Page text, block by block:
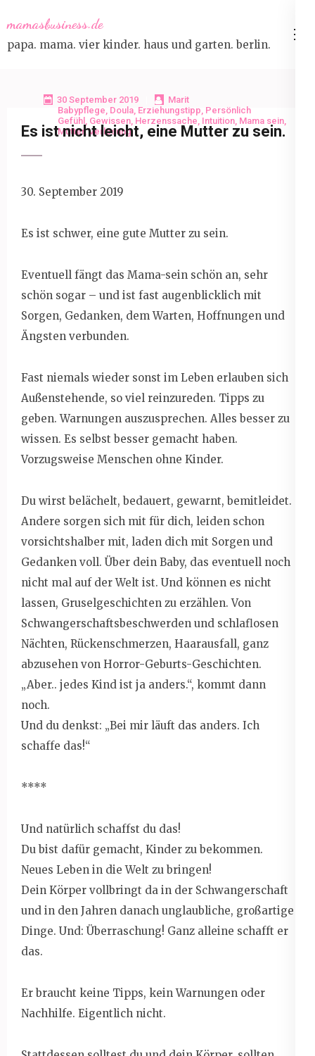
to
content
mamasbusiness.de
papa. mama. vier kinder. haus und garten. berlin.
30 September 2019
Marit
Babypflege, Doula, Erziehungstipp, Persönlich
Gefühl , Gewissen, Herzenssache, Intuition, Mama sein,
Mütter ,Verlosung
Es ist nicht leicht, eine Mutter zu sein.
30. September 2019
Es ist schwer, eine gute Mutter zu sein.
Eventuell fängt das Mama-sein schön an, sehr
schön sogar – und ist fast augenblicklich mit
Sorgen, Gedanken, dem Warten, Hoffnungen und
Ängsten verbunden.
Fast niemals wieder sonst im Leben erlauben sich
Außenstehende, so viel reinzureden. Tipps zu
geben. Warnungen auszusprechen. Alles besser zu
wissen. Es selbst besser gemacht haben.
Vorzugsweise Menschen ohne Kinder.
Du wirst belächelt, bedauert, gewarnt, bemitleidet.
Andere sorgen sich mit für dich, leiden schon
vorsichtshalber mit, laden dich mit Sorgen und
Gedanken voll. Über dein Baby, das eventuell noch
nicht mal auf der Welt ist. Und können es nicht
lassen, Gruselgeschichten zu erzählen. Von
Schwangerschaftsbeschwerden und schlaflosen
Nächten, Rückenschmerzen, Haarausfall, ganz
abzusehen von Horror-Geburts-Geschichten.
„Aber.. jedes Kind ist ja anders.“, kommt dann
noch.
Und du denkst: „Bei mir läuft das anders. Ich
schaffe das!“
****
Und natürlich schaffst du das!
Du bist dafür gemacht, Kinder zu bekommen.
Neues Leben in die Welt zu bringen!
Dein Körper vollbringt da in der Schwangerschaft
und in den Jahren danach unglaubliche, großartige
Dinge. Und: Überraschung! Ganz alleine schafft er
das.
Er braucht keine Tipps, kein Warnungen oder
Nachhilfe. Eigentlich nicht.